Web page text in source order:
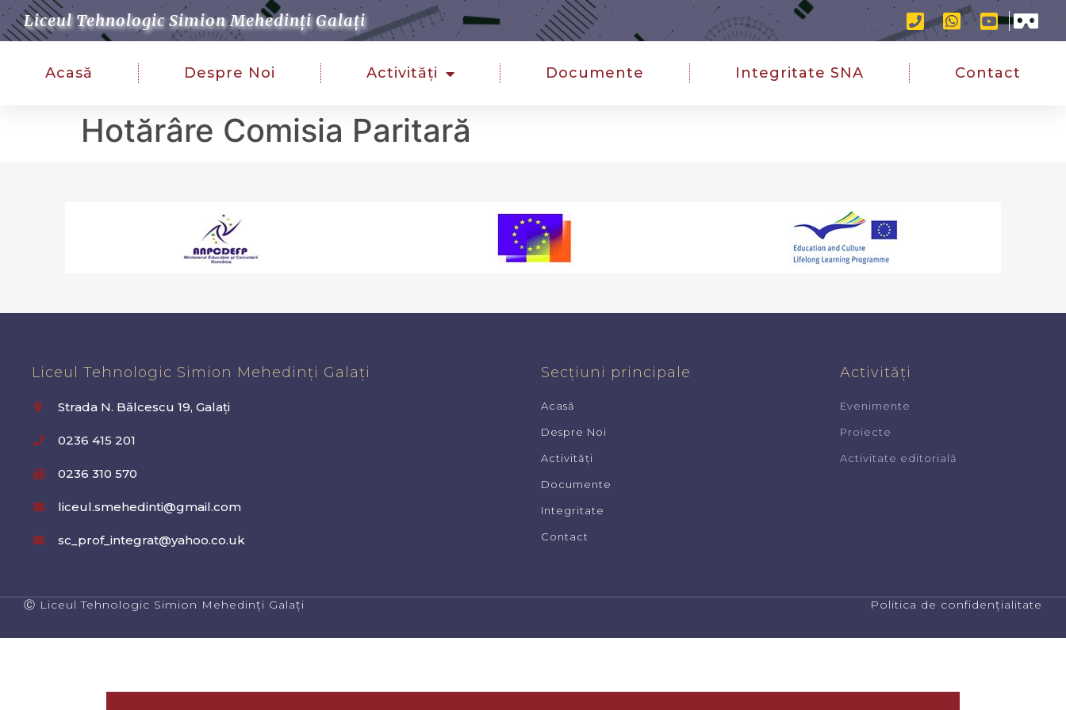
Liceul Tehnologic Simion Mehedinți Galați
Acasă Despre Noi Activități Documente Integritate SNA Contact
Hotărâre Comisia Paritară
Liceul Tehnologic Simion Mehedinți Galați
Strada N. Bălcescu 19, Galați
0236 415 201
0236 310 570
liceul.smehedinti@gmail.com
sc_prof_integrat@yahoo.co.uk
Secțiuni principale
Acasă
Despre Noi
Activități
Documente
Integritate
Contact
Activități
Evenimente
Proiecte
Activitate editorială
Ⓒ Liceul Tehnologic Simion Mehedinți Galați Politica de confidențialitate